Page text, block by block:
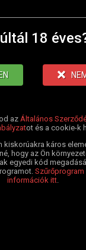
18
az Általános
ot és a cookie-k
kiskorúakra káros
hogy az Ön
egyedi kód
információk itt.